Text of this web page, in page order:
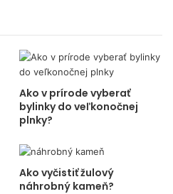
Ako v prírode vyberať
bylinky do veľkonočnej
plnky?
Ako vyčistiť žulový
náhrobný kameň?